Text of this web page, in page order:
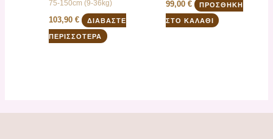
75-150cm (9-36kg)
103,90€ ΔΙΑΒΆΣΤΕ
ΠΕΡΙΣΣΌΤΕΡΑ
99,00 € ΠΡΟΣΘΉΚΗ
ΣΤΟ ΚΑΛΆΘΙ